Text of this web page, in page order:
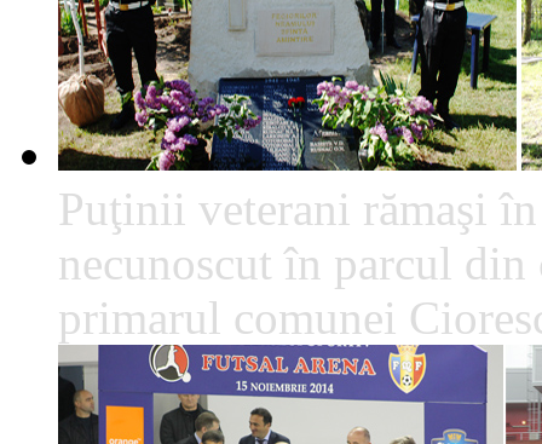
Puţinii veterani rămaşi
necunoscut în parcul
primarul comunei